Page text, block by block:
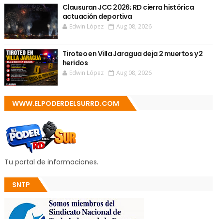
Clausuran JCC 2026; RD cierra histórica
actuación deportiva
Edwin López Aug 08, 2026
Tiroteo en Villa Jaragua deja 2 muertos y 2
heridos
Edwin López Aug 08, 2026
WWW.ELPODERDELSURRD.COM
Tu portal de informaciones.
SNTP